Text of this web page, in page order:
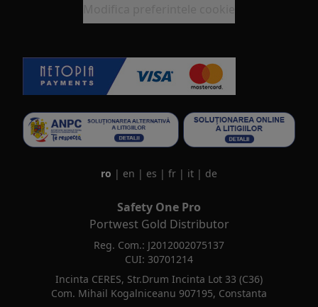
ro | en | es | fr | it | de
Safety One Pro
Portwest Gold Distributor
Reg. Com.: J2012002075137
CUI: 30701214
Incinta CERES, Str.Drum Incinta Lot 33 (C36)
Com. Mihail Kogalniceanu 907195, Constanta